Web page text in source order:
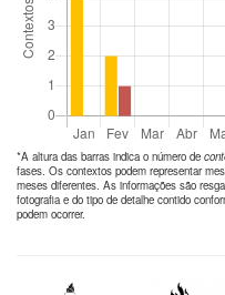
*A altura das barras indica o número de
fases. Os contextos podem representar
meses diferentes. As informações são
fotografia e do tipo de detalhe contido
podem ocorrer.